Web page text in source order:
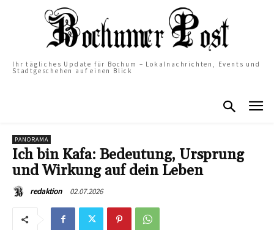
Ihr tägliches Update für Bochum – Lokalnachrichten, Events und
Stadtgeschehen auf einen Blick
PANORAMA
Ich bin Kafa: Bedeutung, Ursprung
und Wirkung auf dein Leben
redaktion 02.07.2026